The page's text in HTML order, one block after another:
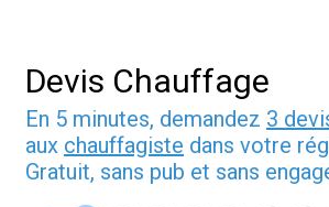
Devis Chauffage
En 5 minutes, demandez 3
aux chauffagiste dans votre
Gratuit, sans pub et sans